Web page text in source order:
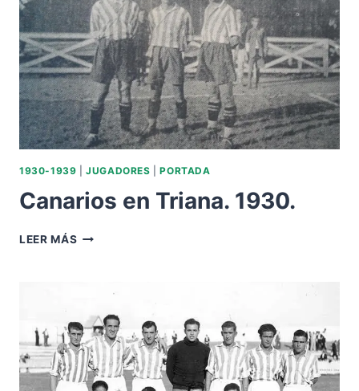
1930-1939 |JUGADORES |PORTADA
Canarios en Triana. 1930.
LEER MÁS CANARIOS